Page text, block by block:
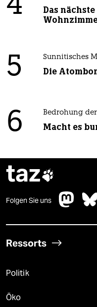
4
Das
5 Sunnitisches
Die
6 Bedrohung
Macht es
taz
Folgen Sie uns
Ressorts
Politik
Öko